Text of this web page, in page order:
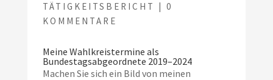
TÄTIGKEITSBERICHT | 0
KOMMENTARE
Meine Wahlkreistermine als
Bundestagsabgeordnete 2019–2024
Machen Sie sich ein Bild von meinen